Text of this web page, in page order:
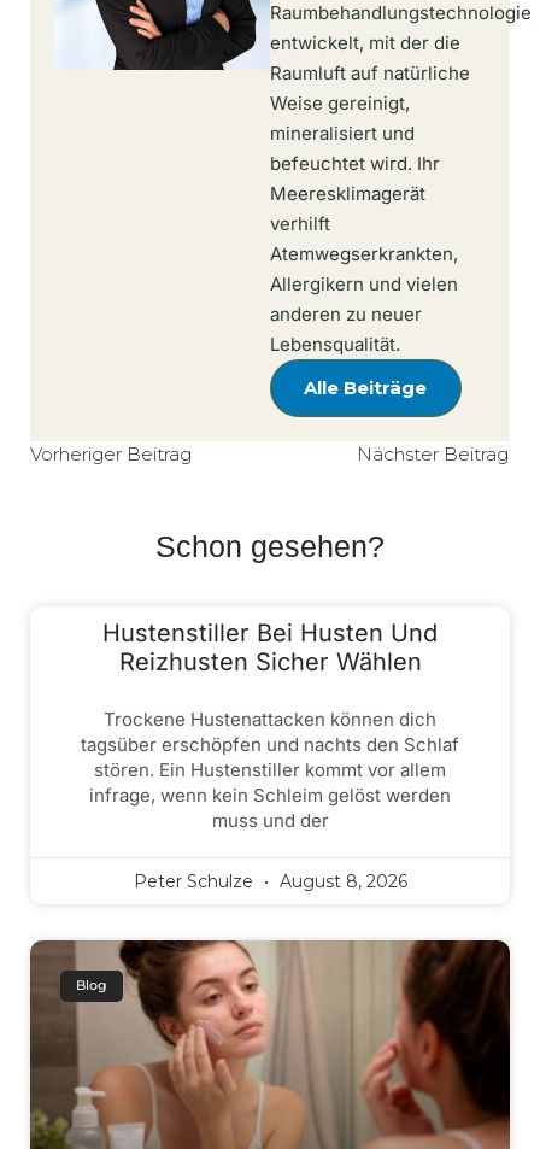
Raumbehandlungstechnologie
entwickelt, mit der die
Raumluft auf natürliche
Weise gereinigt,
mineralisiert und
befeuchtet wird. Ihr
Meeresklimagerät
verhilft
Atemwegserkrankten,
Allergikern und vielen
anderen zu neuer
Lebensqualität.
Alle Beiträge
Vorheriger Beitrag Nächster Beitrag
Schon gesehen?
Hustenstiller Bei Husten Und
Reizhusten Sicher Wählen
Trockene Hustenattacken können dich
tagsüber erschöpfen und nachts den Schlaf
stören. Ein Hustenstiller kommt vor allem
infrage, wenn kein Schleim gelöst werden
muss und der
Peter Schulze August 8, 2026
Blog